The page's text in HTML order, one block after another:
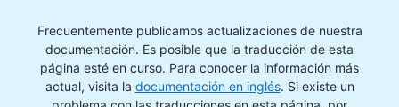
Frecuentemente publicamos actualizaciones de nuestra
documentación. Es posible que la traducción de esta
página esté en curso. Para conocer la información más
actual, visita la documentación en inglés. Si existe un